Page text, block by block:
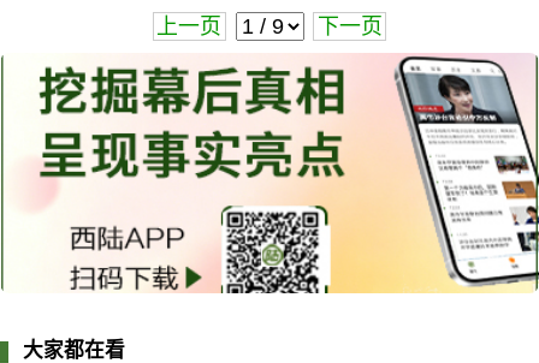
上一页 下一页
大家都在看